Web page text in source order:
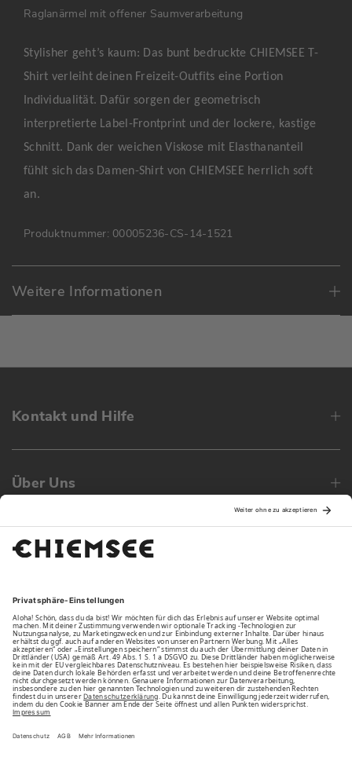
Raglanärmel mit offener Saumverarbeitung
Stylisher geht’s kaum: Das bunt bedruckte CHIEMSEE T-
Shirt verleiht deinen Freizeit-Outfits eine Portion
Individualität. Dafür sorgen der geometrisch
interpretierte Label-Frontprint und der lockere, kastige
Schnitt. Dank der weichen Viskose mit Elasthananteil
fühlt sich das Damen-Shirt von CHIEMSEE herrlich soft
an.
Produktnummer: 00005236-CS-14-1521
Weitere Informationen
Kontakt und Hilfe
Über Uns
Family
Unsere Vorteile
Unsere Partner